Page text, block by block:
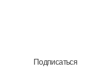
Подписаться